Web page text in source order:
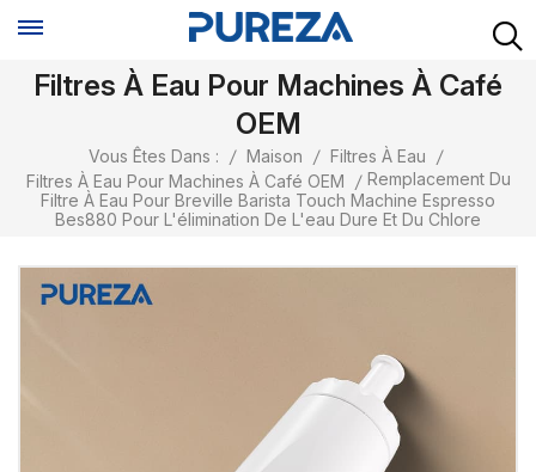
Filtres À Eau Pour Machines À Café
OEM
Vous Êtes Dans : / Maison / Filtres À Eau
/
Filtres À Eau Pour Machines À Café OEM
/ Remplacement Du
Filtre À Eau Pour Breville Barista Touch Machine Espresso
Bes880 Pour L'élimination De L'eau Dure Et Du Chlore